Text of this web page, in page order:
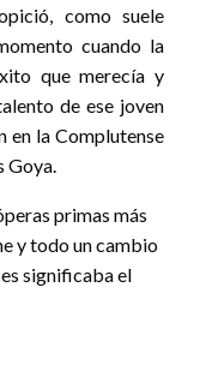
como suele
cuando la
que merecía y
de ese joven
en la Complutense
Goya.
primas más
y todo un cambio
significaba el